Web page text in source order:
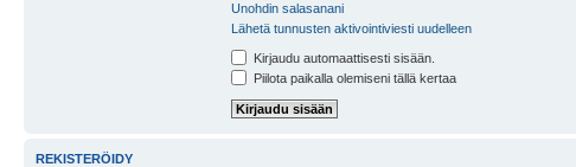
Unohdin salasanani
Lähetä tunnusten aktivointiviesti uudelleen
Kirjaudu automaattisesti sisään.
Piilota paikalla olemiseni tällä kertaa
REKISTERÖIDY